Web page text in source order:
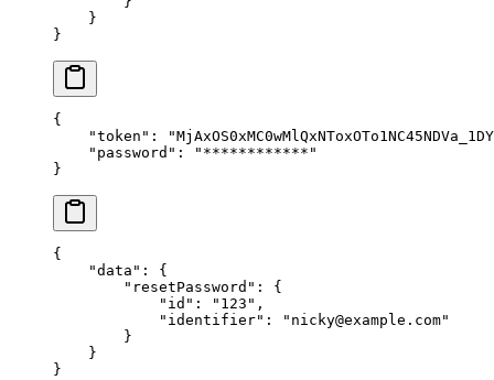
    }
}
{
    "token"
:
    "password"
:
"************"
}
{
    "data"
: {
        "resetPassword"
: {
            "id"
: "123" ,
            "identifier"
: " nicky@example.com"
        }
    }
}